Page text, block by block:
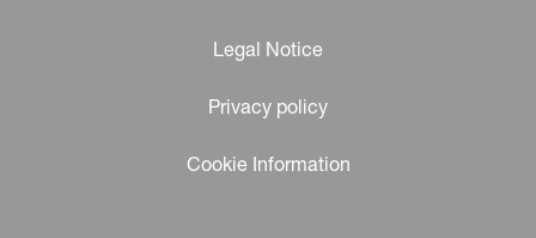
Legal Notice
Privacy policy
Cookie Information